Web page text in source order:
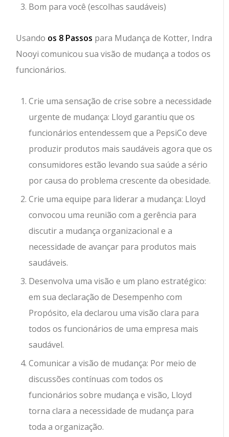
Bom para você (escolhas saudáveis)
Usando os 8 Passos para Mudança de Kotter, Indra
Nooyi comunicou sua visão de mudança a todos os
funcionários.
Crie uma sensação de crise sobre a necessidade
urgente de mudança: Lloyd garantiu que os
funcionários entendessem que a PepsiCo deve
produzir produtos mais saudáveis ​​agora que os
consumidores estão levando sua saúde a sério
por causa do problema crescente da obesidade.
Crie uma equipe para liderar a mudança: Lloyd
convocou uma reunião com a gerência para
discutir a mudança organizacional e a
necessidade de avançar para produtos mais
saudáveis.
Desenvolva uma visão e um plano estratégico:
em sua declaração de Desempenho com
Propósito, ela declarou uma visão clara para
todos os funcionários de uma empresa mais
saudável.
Comunicar a visão de mudança: Por meio de
discussões contínuas com todos os
funcionários sobre mudança e visão, Lloyd
torna clara a necessidade de mudança para
toda a organização.